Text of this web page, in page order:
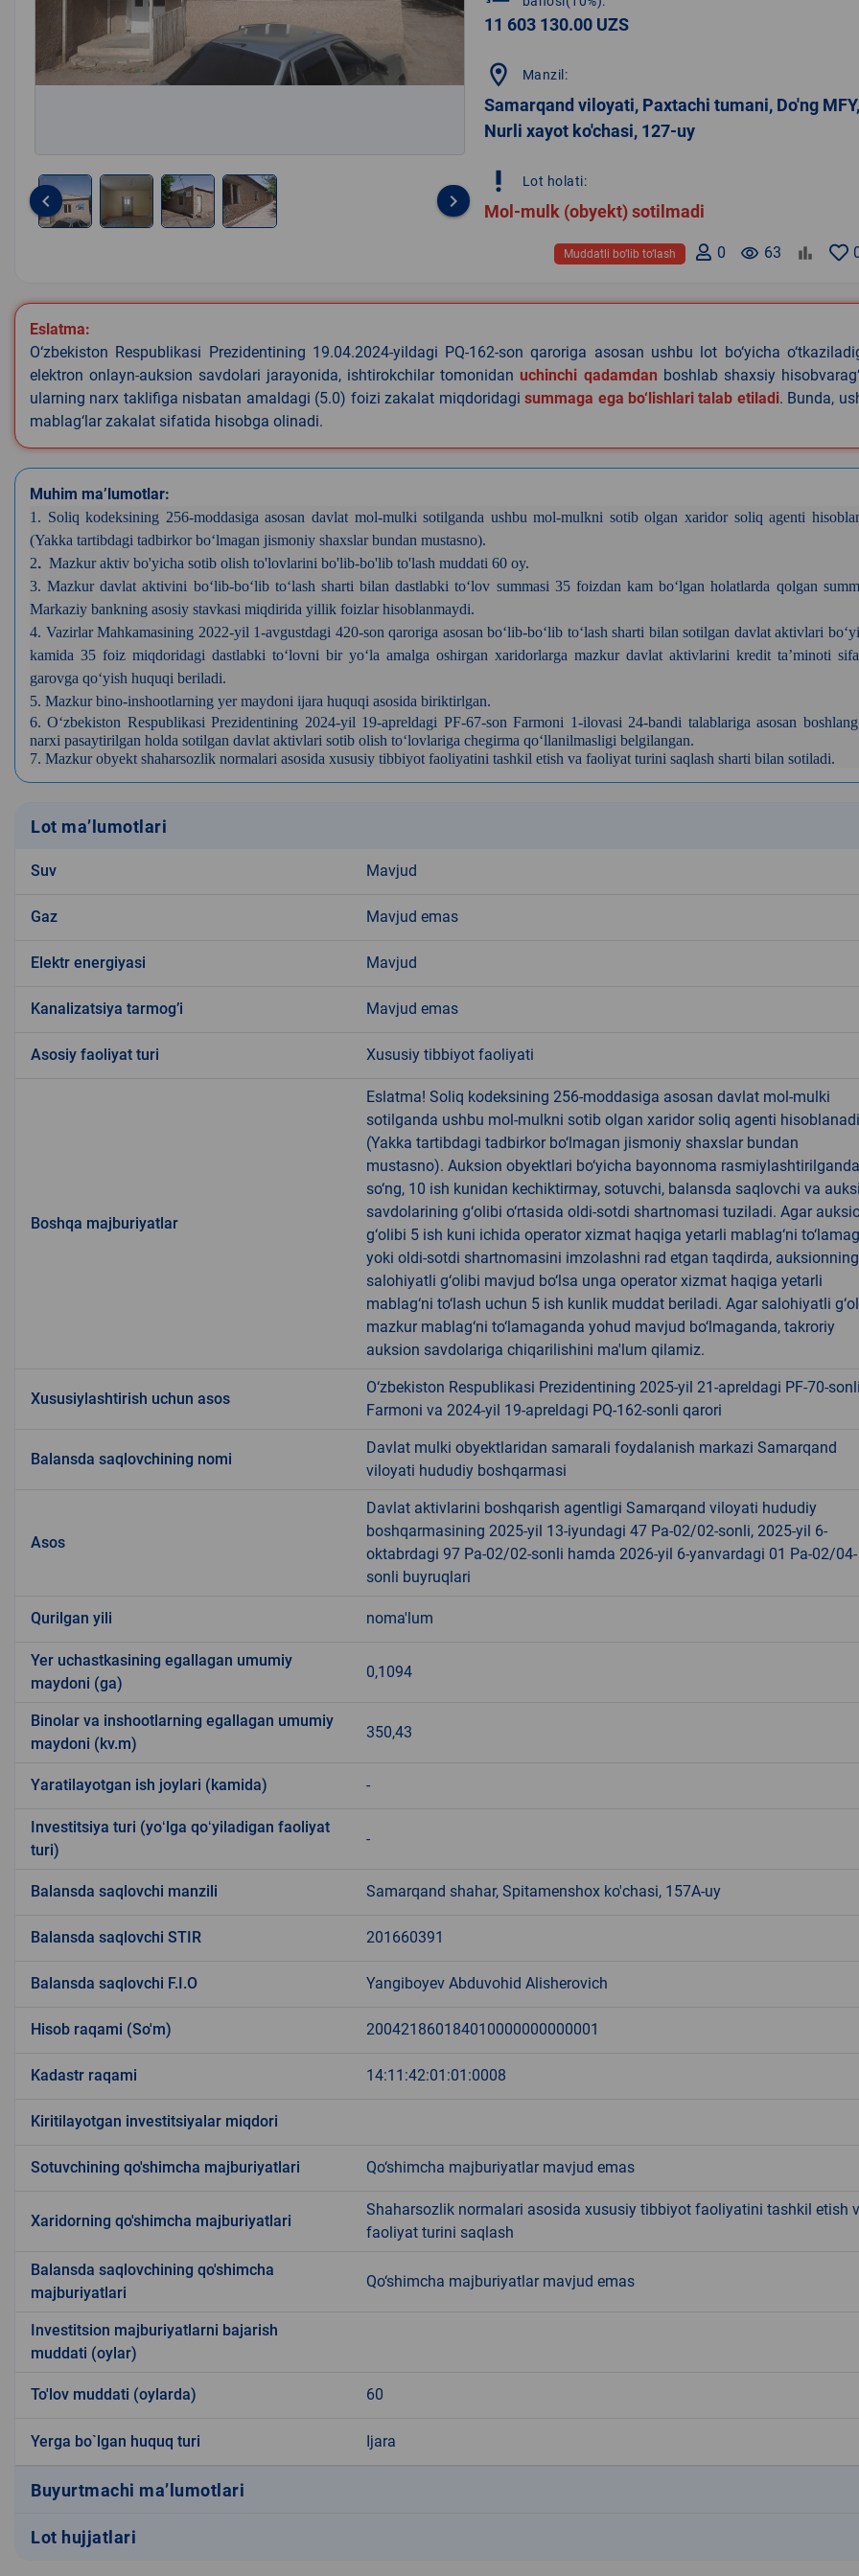
keyboard_arrow_left keyboard_arrow_right
11 603 130.00 UZS
location_on Manzil:
Samarqand viloyati, Paxtachi tumani, Do'ng MFY,
Nurli xayot ko'chasi, 127-uy
priority_high Lot holati:
Mol-mulk (obyekt) sotilmadi
remove_red_eye 63
0
Muddatli bo‘lib to‘lash
Eslatma:
O‘zbekiston Respublikasi Prezidentining 19.04.2024-yildagi PQ-162-son qaroriga asosan ushbu lot bo‘yicha
elektron onlayn-auksion savdolari jarayonida, ishtirokchilar tomonidanuchinchi qadamdan boshlab shaxsiy
ularning narx taklifiga nisbatan amaldagi (5.0) foizi zakalat miqdoridagisummaga ega bo‘lishlari talab etiladi. Bunda,
mablag‘lar zakalat sifatida hisobga olinadi.
Muhim ma’lumotlar:
1. Soliq kodeksining 256-moddasiga asosan davlat mol-mulki sotilganda ushbu mol-mulkni sotib olgan xaridor soliq agenti
(Yakka tartibdagi tadbirkor bo‘lmagan jismoniy shaxslar bundan mustasno).
2. Mazkur aktiv bo'yicha sotib olish to'lovlarini bo'lib-bo'lib to'lash muddati 60 oy.
3. Mazkur davlat aktivini bo‘lib-bo‘lib to‘lash sharti bilan dastlabki to‘lov summasi 35 foizdan kam bo‘lgan holatlarda qolgan
Markaziy bankning asosiy stavkasi miqdirida yillik foizlar hisoblanmaydi.
4. Vazirlar Mahkamasining 2022-yil 1-avgustdagi 420-son qaroriga asosan bo‘lib-bo‘lib to‘lash sharti bilan sotilgan davlat aktivlari
kamida 35 foiz miqdoridagi dastlabki to‘lovni bir yo‘la amalga oshirgan xaridorlarga mazkur davlat aktivlarini kredit ta’minoti
garovga qo‘yish huquqi beriladi.
5. Mazkur bino-inshootlarning yer maydoni ijara huquqi asosida biriktirlgan.
6.O‘zbekiston Respublikasi Prezidentining 2024-yil 19-apreldagi PF-67-son Farmoni 1-ilovasi 24-bandi talablariga asosan
narxi pasaytirilgan holda sotilgan davlat aktivlari sotib olish to‘lovlariga chegirma qo‘llanilmasligi belgilangan.
7. Mazkur obyekt shaharsozlik normalari asosida xususiy tibbiyot faoliyatini tashkil etish va faoliyat turini saqlash sharti bilan sotiladi.
Lot ma’lumotlari
Suv Mavjud
Gaz Mavjud emas
Elektr energiyasi Mavjud
Kanalizatsiya tarmogʼi Mavjud emas
Аsosiy faoliyat turi Xususiy tibbiyot faoliyati
Boshqa majburiyatlar
Eslatma! Soliq kodeksining 256-moddasiga asosan davlat mol-mulki
sotilganda ushbu mol-mulkni sotib olgan xaridor soliq agenti hisoblanadi
(Yakka tartibdagi tadbirkor bo‘lmagan jismoniy shaxslar bundan
mustasno). Auksion obyektlari bo‘yicha bayonnoma
so‘ng, 10 ish kunidan kechiktirmay, sotuvchi, balansda saqlovchi va
savdolarining g‘olibi o‘rtasida oldi-sotdi shartnomasi tuziladi. Agar
g‘olibi 5 ish kuni ichida operator xizmat haqiga yetarli mablag‘ni
yoki oldi-sotdi shartnomasini imzolashni rad etgan taqdirda, auksionning
salohiyatli g‘olibi mavjud bo‘lsa unga operator xizmat haqiga yetarli
mablag‘ni to‘lash uchun 5 ish kunlik muddat beriladi. Agar salohiyatli
mazkur mablag‘ni to‘lamaganda yohud mavjud bo‘lmaganda, takroriy
auksion savdolariga chiqarilishini ma'lum qilamiz.
Xususiylashtirish uchun asos
O‘zbekiston Respublikasi Prezidentining 2025-yil 21-apreldagi PF-70-
Farmoni va 2024-yil 19-apreldagi PQ-162-sonli qarori
Balansda saqlovchining nomi
Davlat mulki obyektlaridan samarali foydalanish markazi Samarqand
viloyati hududiy boshqarmasi
Asos
Davlat aktivlarini boshqarish agentligi Samarqand viloyati hududiy
boshqarmasining 2025-yil 13-iyundagi 47 Pa-02/02-sonli, 2025-yil 6-
oktabrdagi 97 Pa-02/02-sonli hamda 2026-yil 6-yanvardagi 01 Pa-02/04-
sonli buyruqlari
Qurilgan yili noma'lum
Yer uchastkasining egallagan umumiy
maydoni (ga)
0,1094
Binolar va inshootlarning egallagan umumiy
maydoni (kv.m)
350,43
Yaratilayotgan ish joylari (kamida) -
Investitsiya turi (yoʻlga qoʻyiladigan faoliyat
turi)
-
Balansda saqlovchi manzili Samarqand shahar, Spitamenshox ko'chasi, 157A-uy
Balansda saqlovchi STIR 201660391
Balansda saqlovchi F.I.O Yangiboyev Abduvohid Alisherovich
Hisob raqami (So'm) 200421860184010000000000001
Kadastr raqami 14:11:42:01:01:0008
Kiritilayotgan investitsiyalar miqdori
Sotuvchining qo'shimcha majburiyatlari Qo‘shimcha majburiyatlar mavjud emas
Xaridorning qo'shimcha majburiyatlari
Shaharsozlik normalari asosida xususiy tibbiyot faoliyatini tashkil etish
faoliyat turini saqlash
Balansda saqlovchining qo'shimcha
majburiyatlari
Qo‘shimcha majburiyatlar mavjud emas
Investitsion majburiyatlarni bajarish
muddati (oylar)
To'lov muddati (oylarda) 60
Yerga bo`lgan huquq turi Ijara
Buyurtmachi ma’lumotlari
Lot hujjatlari